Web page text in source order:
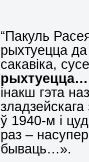
“Пакуль
рыхтуецца
сакавіка,
інакш гэта
ў 1940-м і
раз –
бываць…».